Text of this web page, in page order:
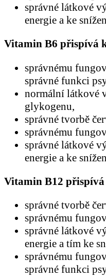
správné látkové
energie a ke
Vitamin B6 přispívá
správnému
správné funkci
normální látkové
glykogenu,
správné tvorbě
správnému
správné látkové
energie a ke
Vitamin B12
správné tvorbě
správnému
správné látkové
energie a tím ke
správnému
správné funkci